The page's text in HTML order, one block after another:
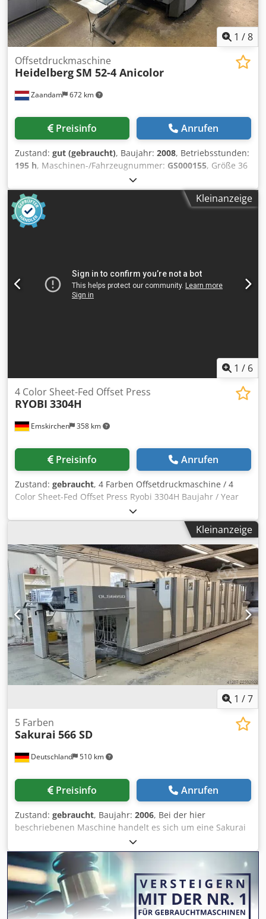
1 /8
Zaandam 672 km
Offsetdruckmaschine
HeidelbergSM 52-4 Anicolor
Preisinfo Anrufen
Zustand: gut (gebraucht), Baujahr: 2008, Betriebsstunden:
195 h, Maschinen-/Fahrzeugnummer: GS000155, Größe 36
x 52 cm, Alcolor-Befeuchtungssystem, Technotrans-Kühl-
und Umwälzsysten, Anicolor-Farbauftragssystem,
wassergekühlte Kühlaggregate, alle Wascheinrichtungen,
Autoplate-Plattenwechsler, Papierauslage für dünne
Papiersorten. Dcjdpfx Asztap Nsmask
Kleinanzeige
1 / 6
Emskirchen 358 km
4 Color Sheet-Fed Offset Press
RYOBI 3304H
Preisinfo Anrufen
Zustand: gebraucht, 4 Farben Offsetdruckmaschine / 4
Color Sheet-Fed Offset Press Ryobi 3304H Baujahr / Year
1999 - Serial-No. 1532 Size max. Size 340 x 460mm
Feuchtwerk / Dampening System VARN Compac Bedienpult
/ Console for ink and register PCS-F Automatische
Wascheinrichtung / Automatic washer for roller and
blanket Verchromte Cylidner / Chromed cylinders
Puderapparatt / Power spray Kompresor / Compressor
Online-Video-Inspection by WhatsApp - MS Zoom -
Telegram On Stock Emskirchen/Nürnberg - Available
Immediately - Can be test Dodpfowab Ayjx Amaock
Kleinanzeige
1 /7
Deutschland 510 km
5 Farben
Sakurai 566 SD
Preisinfo Anrufen
Zustand: gebraucht, Baujahr: 2006, Bei der hier
beschriebenen Maschine handelt es sich um eine Sakurai
566 SD aus dem Jahr 2006. Dieses Modell hat die
Abmessungen 660 x 508 mm und hat rund 85 Millionen
Drucke produziert. Es befindet sich derzeit in Produktion
und befindet sich in Deutschland. Die Sakurai 566 SD ist
mit mehreren fortschrittlichen Funktionen ausgestattet,
darunter ein Streamfeeder und das Sakurai Olivermatic
Alkohol-Feuchtwerk, die ihre Effizienz und Druckqualitaet